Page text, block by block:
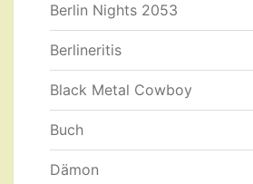
Berlin Nights 2053
Berlineritis
Black Metal Cowboy
Buch
Dämon